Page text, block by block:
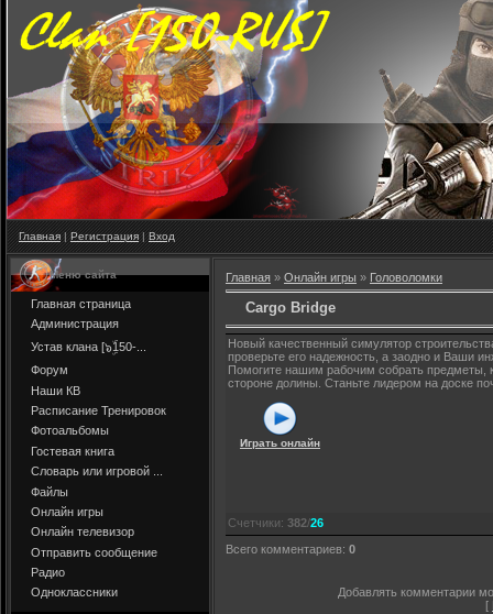
Главная |Регистрация|Вход
Меню сайта
Главная страница
Администрация
Устав клана [๖ۣۜ150-...
Форум
Наши КВ
Расписание Тренировок
Фотоальбомы
Гостевая книга
Словарь или игровой ...
Файлы
Онлайн игры
Онлайн телевизор
Отправить сообщение
Радио
Одноклассники
Главная » Онлайн игры » Головоломки
Cargo Bridge
Новый качественный симулятор
проверьте его надежность, а заодно и Ваши
Помогите нашим рабочим собрать предметы,
стороне долины. Станьте лидером на доске
Играть онлайн
Счетчики: 382/26
Всего комментариев: 0
Добавлять комментарии
[